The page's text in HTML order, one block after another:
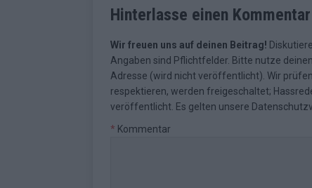
Hinterlasse einen Kommentar
Wir freuen uns auf deinen Beitrag!
Angaben sind Pflichtfelder. Bitte nutze
Adresse (wird nicht veröffentlicht). Wir
respektieren, werden freigeschaltet;
veröffentlicht. Es gelten unsere
* Kommentar